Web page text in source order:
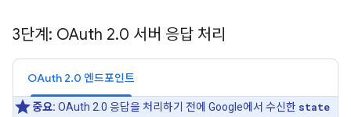
3단계: OAuth 2.0 서버 응답 처리
OAuth 2.0 엔드포인트
중요: OAuth 2.0 응답을 처리하기 전에 Google에서 수신한 state